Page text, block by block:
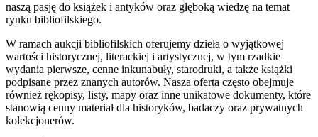
naszą pasję do książek i antyków oraz głęboką wiedzę na temat
rynku bibliofilskiego.
W ramach aukcji bibliofilskich oferujemy dzieła o wyjątkowej
wartości historycznej, literackiej i artystycznej, w tym rzadkie
wydania pierwsze, cenne inkunabuły, starodruki, a także książki
podpisane przez znanych autorów. Nasza oferta często obejmuje
również rękopisy, listy, mapy oraz inne unikatowe dokumenty, które
stanowią cenny materiał dla historyków, badaczy oraz prywatnych
kolekcjonerów.